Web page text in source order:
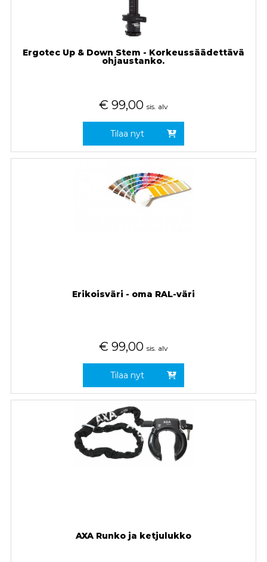
Ergotec Up & Down Stem - Korkeussäädettävä
ohjaustanko.
€ 99,00 sis. alv
Tilaa nyt
Erikoisväri - oma RAL-väri
€ 99,00 sis. alv
Tilaa nyt
AXA Runko ja ketjulukko